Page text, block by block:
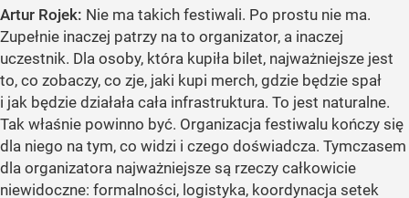
Artur Rojek: Nie ma takich festiwali. Po prostu nie ma.
Zupełnie inaczej patrzy na to organizator, a inaczej
uczestnik. Dla osoby, która kupiła bilet, najważniejsze jest
to, co zobaczy, co zje, jaki kupi merch, gdzie będzie spał
i jak będzie działała cała infrastruktura. To jest naturalne.
Tak właśnie powinno być. Organizacja festiwalu kończy się
dla niego na tym, co widzi i czego doświadcza. Tymczasem
dla organizatora najważniejsze są rzeczy całkowicie
niewidoczne: formalności, logistyka, koordynacja setek